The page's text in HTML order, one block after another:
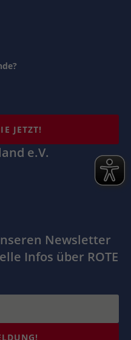
JETZT!
e.V.
Newsletter
Infos über ROTE